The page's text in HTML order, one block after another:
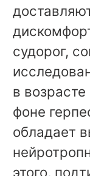
судорог,
в
фоне
обладает
этого,